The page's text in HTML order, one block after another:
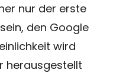
nur der erste
den Google
wird
herausgestellt